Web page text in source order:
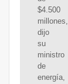
$4.500
millones,
dijo
su
ministro
de
energía,